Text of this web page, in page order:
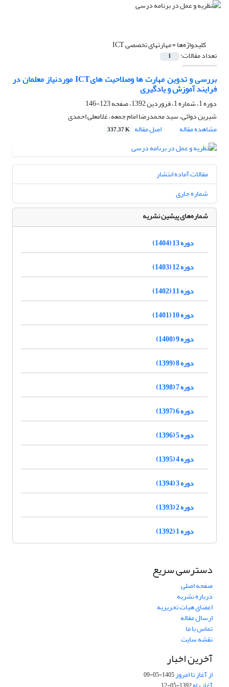
کلیدواژه‌ها =مهارت‏های تخصصی ICT
تعداد مقالات: 1
بررسی و تدوین مهارت‏ ها وصلاحیت‏ هایICT موردنیاز معلمان در
فرایند آموزش و یادگیری
دوره 1، شماره 1، فروردین 1392، صفحه
123-146
شیرین دوائی، سید محمدرضا امام جمعه، غلامعلی احمدی
مشاهده مقاله
اصل مقاله 337.37 K
مقالات آماده انتشار
شماره جاری
شماره‌های پیشین نشریه
دوره 13 (1404)
دوره 12 (1403)
دوره 11 (1402)
دوره 10 (1401)
دوره 9 (1400)
دوره 8 (1399)
دوره 7 (1398)
دوره 6 (1397)
دوره 5 (1396)
دوره 4 (1395)
دوره 3 (1394)
دوره 2 (1393)
دوره 1 (1392)
دسترسی سریع
صفحه اصلی
درباره نشریه
اعضای هیات تحریریه
ارسال مقاله
تماس با ما
نقشه سایت
آخرین اخبار
از آغاز تا امروز1405-05-09